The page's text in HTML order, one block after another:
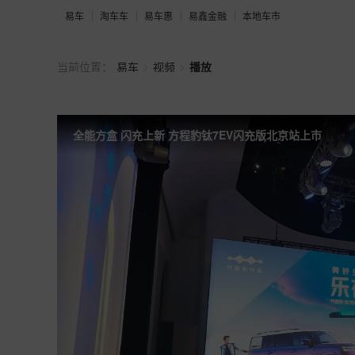
易车 淘车车 易车惠 易鑫金融 本地车市
当前位置： 易车 视频 播放
全能方盒 闪充上新 方程豹钛7EV闪充版北京站上市